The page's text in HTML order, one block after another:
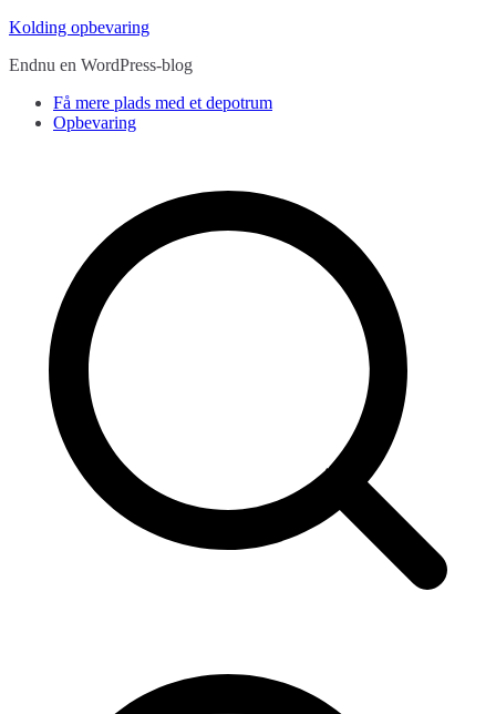
Videre
indhold
Kolding opbevaring
Endnu en WordPress-blog
Få mere plads med et depotrum
Opbevaring